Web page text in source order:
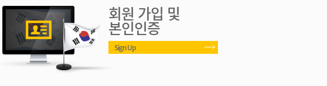
회원 가입 및
본인인증
Sign Up